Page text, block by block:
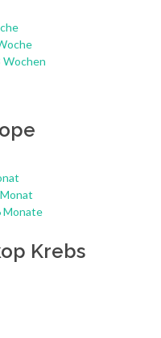
Wochen
Monate
Krebs